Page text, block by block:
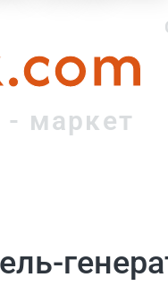
- маркет